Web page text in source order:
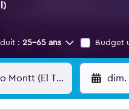
: 25-65 ans Budget
dim.